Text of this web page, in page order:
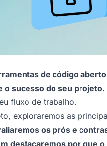
de código
o sucesso do seu projeto.
fluxo de trabalho.
exploraremos as
os prós e
destacaremos por que